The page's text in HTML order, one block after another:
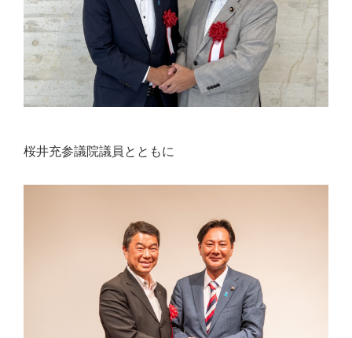
桜井充参議院議員とともに